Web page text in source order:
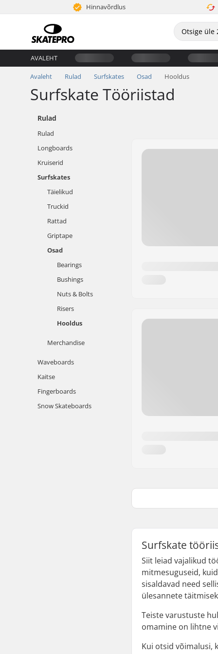
Hinnavõrdlus
AVALEHT
Avaleht Rulad Surfskates Osad Hooldus
Surfskate Tööriistad
Rulad
Rulad
Longboards
Kruiserid
Surfskates
Täielikud
Truckid
Rattad
Griptape
Osad
Bearings
Bushings
Nuts & Bolts
Risers
Hooldus
Merchandise
Waveboards
Kaitse
Fingerboards
Snow Skateboards
Surfskate
Siit leiad vajalikud
mitmesuguseid,
sisaldavad need
ülesannete
Teiste varustuste
omamine on lihtne
Kui otsid võimalusi,